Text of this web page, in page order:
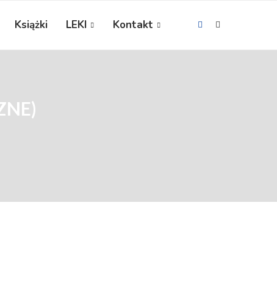
Książki LEKI Kontakt